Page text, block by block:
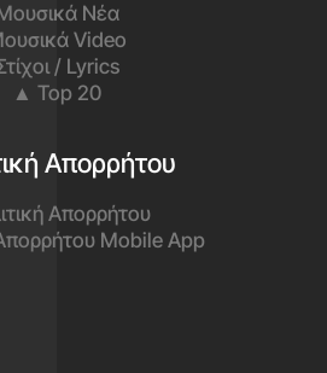
Νέα
Video
/ Lyrics
▲ Top 20
Απορρήτου
Απορρήτου
Mobile App